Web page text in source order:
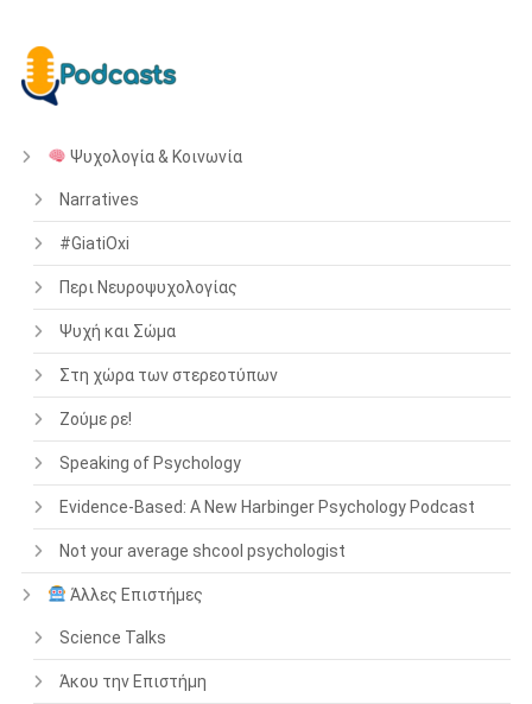
Ψυχολογία & Κοινωνία
Narratives
#GiatiOxi
Περι Νευροψυχολογίας
Ψυχή και Σώμα
Στη χώρα των στερεοτύπων
Ζούμε ρε!
Speaking of Psychology
Evidence-Based: A New Harbinger Psychology Podcast
Not your average shcool psychologist
Άλλες Επιστήμες
Science Talks
Άκου την Επιστήμη